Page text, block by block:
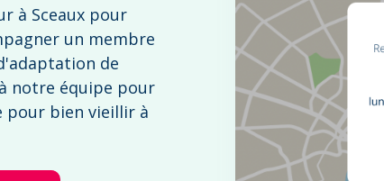
à Sceaux pour
un membre
de
notre équipe pour
pour bien vieillir à